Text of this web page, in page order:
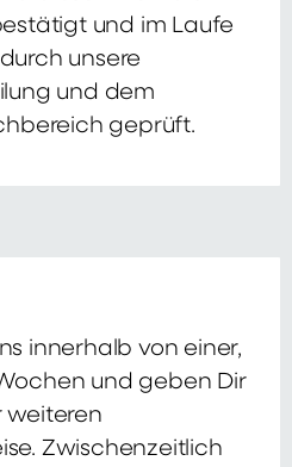
und im Laufe
unsere
und dem
geprüft.
innerhalb von einer,
und geben Dir
weiteren
Zwischenzeitlich